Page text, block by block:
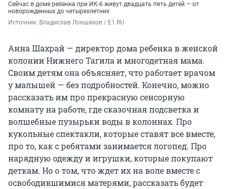
Сейчас в доме ребенка при ИК-6 живут двадцать пять детей — от
новорожденных до четырехлетних
Источник: Владислав Лоншаков / E1.RU
Анна Шахрай — директор дома ребенка в женской
колонии Нижнего Тагила и многодетная мама.
Своим детям она объясняет, что работает врачом
у малышей — без подробностей. Конечно, можно
рассказать им про прекрасную сенсорную
комнату на работе, где сказочная подсветка и
волшебные пузырьки воды в колоннах. Про
кукольные спектакли, которые ставят все вместе,
про то, как с ребятами занимается логопед. Про
нарядную одежду и игрушки, которые покупают
деткам. Но о том, что ждет их на воле вместе с
освободившимися матерями, рассказать будет